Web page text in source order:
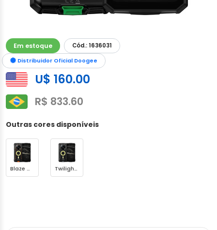
Em estoque
Cód.: 1636031
Distribuidor Oficial Doogee
U$ 160.00
R$ 833.60
Outras cores disponíveis
Blaze Orange Twilight Gray